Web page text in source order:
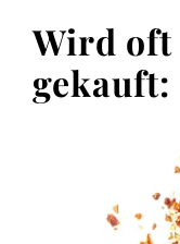
Wird oft
gekauft: